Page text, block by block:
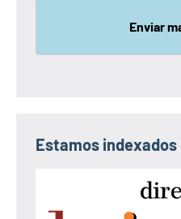
Enviar
Estamos indexados